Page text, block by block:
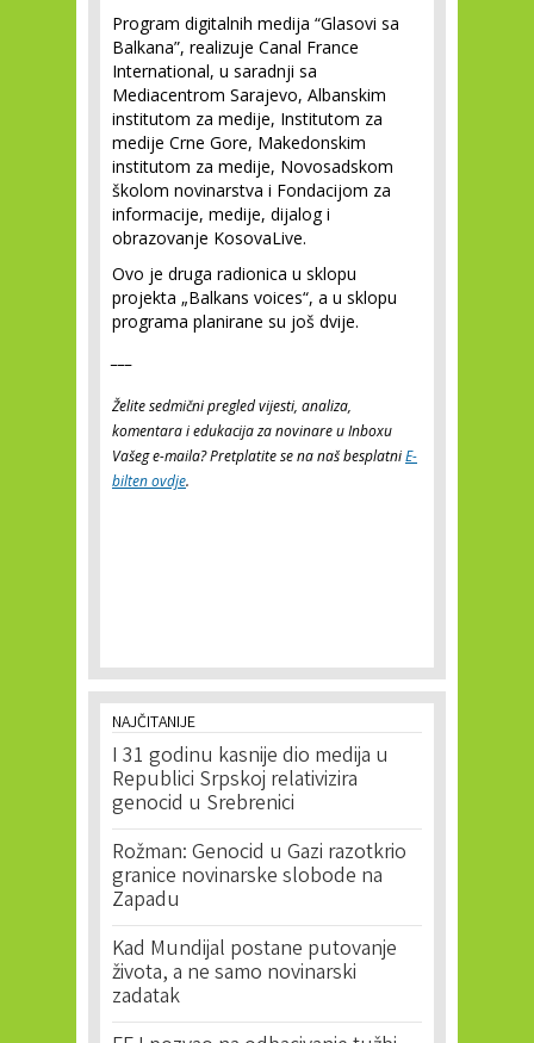
Program digitalnih medija “Glasovi sa
Balkana”, realizuje Canal France
International, u saradnji sa
Mediacentrom Sarajevo, Albanskim
institutom za medije, Institutom za
medije Crne Gore, Makedonskim
institutom za medije, Novosadskom
školom novinarstva i Fondacijom za
informacije, medije, dijalog i
obrazovanje KosovaLive.
Ovo je druga radionica u sklopu
projekta „Balkans voices“, a u sklopu
programa planirane su još dvije.
Želite sedmični pregled vijesti, analiza,
komentara i edukacija za novinare u Inboxu
Vašeg e-maila? Pretplatite se na naš besplatniE-
bilten ovdje.
NAJČITANIJE
I 31 godinu kasnije dio medija u
Republici Srpskoj relativizira
genocid u Srebrenici
Rožman: Genocid u Gazi razotkrio
granice novinarske slobode na
Zapadu
Kad Mundijal postane putovanje
života, a ne samo novinarski
zadatak